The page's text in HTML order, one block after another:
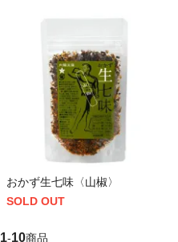
おかず生七味〈山椒〉
SOLD OUT
1-10商品